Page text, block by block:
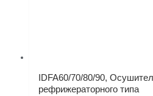
IDFA60/70/80/90,
рефрижераторного типа